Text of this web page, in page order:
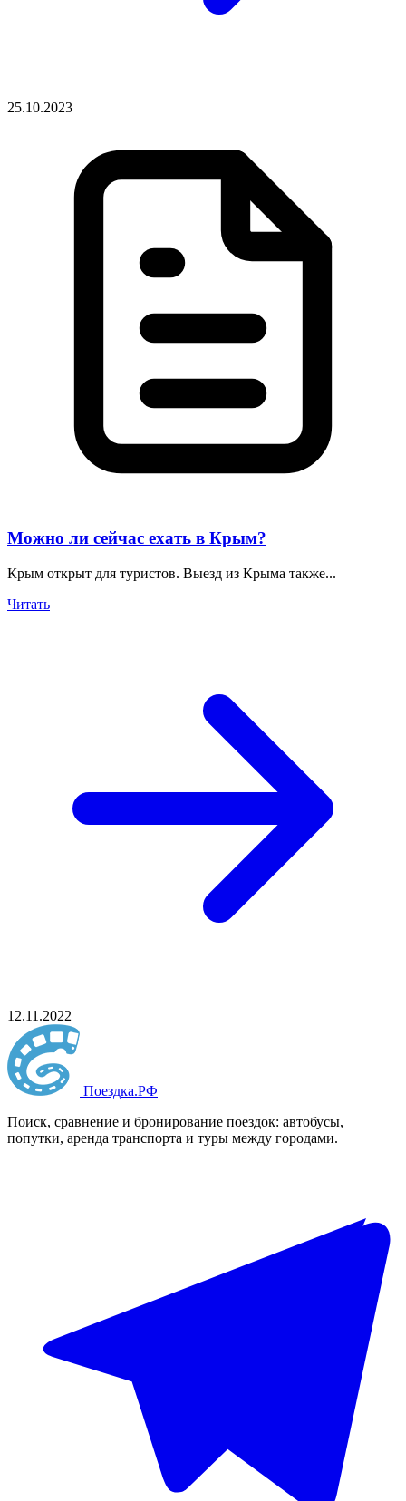
25.10.2023
Можно ли сейчас ехать в Крым?
Крым открыт для туристов. Выезд из Крыма также...
Читать
12.11.2022
Поездка.РФ
Поиск, сравнение и бронирование поездок: автобусы,
попутки, аренда транспорта и туры между городами.